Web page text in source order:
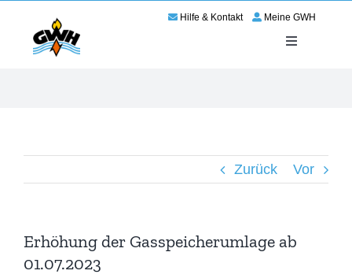
springen
Hilfe & Kontakt Meine GWH
Toggle
Karriere
Zurück Vor
Erhöhung der Gasspeicherumlage ab
01.07.2023